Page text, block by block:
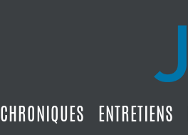
CHRONIQUES ENTRETIENS